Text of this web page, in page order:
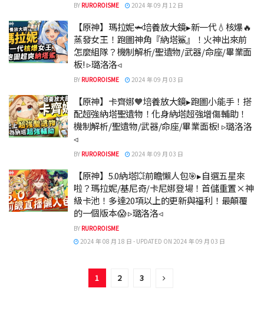
BY RUROROISME 2024 年 09 月 12 日
【原神】瑪拉妮🦈培養放大鏡▸新一代💧核爆🔥
蒸發女王！跑圖神角『納塔鯊』！火神出來前
怎麼組隊？機制解析/聖遺物/武器/命座/畢業面
板! ▹璐洛洛◃
BY RUROROISME 2024 年 09 月 03 日
【原神】卡齊娜🧡培養放大鏡▸跑圖小能手！搭
配超強納塔聖遺物！化身納塔超強增傷輔助！
機制解析/聖遺物/武器/命座/畢業面板! ▹璐洛洛
◃
BY RUROROISME 2024 年 09 月 03 日
【原神】5.0納塔💥前瞻懶人包🎯▸自選五星來
啦？瑪拉妮/基尼奇/卡尼娜登場！首儲重置×神
級卡池！多達20項以上的更新與福利！最顛覆
的一個版本😱 ▹璐洛洛◃
BY RUROROISME
2024 年 08 月 18 日 - UPDATED ON 2024 年 09 月 03 日
1 2 3